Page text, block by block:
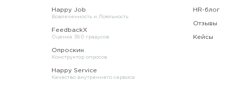
Happy Job
Вовлеченность и Лояльность
FeedbackX
Оценка 360 градусов
Опроскин
Конструктор опросов
Happy Service
Качество внутреннего сервиса
HR-блог
Отзывы
Кейсы